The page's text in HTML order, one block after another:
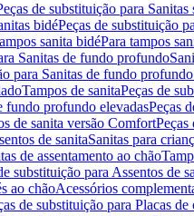
de substituição para Sanitas
bidéPeças de substituição
sanita bidéPara tampos
Sanitas de fundo profundo
para Sanitas de fundo
Tampos de sanitaPeças de
fundo profundo elevadasPeças
de sanita versão ComfortPeças
de sanitaSanitas para
de assentamento ao chão
substituição para Assentos de
ao chãoAcessórios
de substituição para Placas